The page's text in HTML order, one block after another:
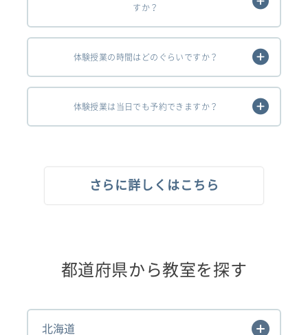
すか？
体験授業の時間はどのぐらいですか？
体験授業は当日でも予約できますか？
さらに詳しくはこちら
都道府県から教室を探す
北海道